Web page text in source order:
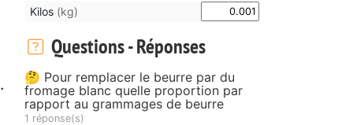
Kilos (kg)
Questions - Réponses
🤔 Pour remplacer le beurre par du
fromage blanc quelle proportion par
rapport au grammages de beurre
1 réponse(s)